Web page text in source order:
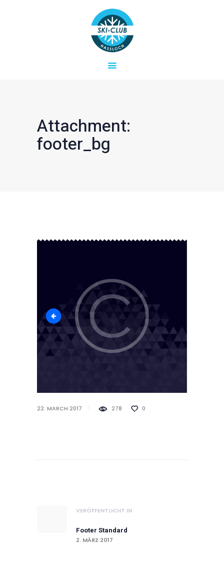
Attachment:
footer_bg
SKICLUB HASSLOCH E.V.
Ski- und Snowboard-Freizeiten in der Region
Termine & Fahrten
logo_footer
22. MARCH 2017 278 0
VERÖFFENTLICHT IN
Footer Standard
2. MÄRZ 2017